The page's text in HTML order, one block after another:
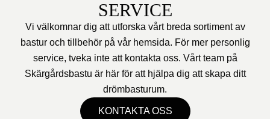
SERVICE
Vi välkomnar dig att utforska vårt breda sortiment av
bastur och tillbehör på vår hemsida. För mer personlig
service, tveka inte att kontakta oss. Vårt team på
Skärgårdsbastu är här för att hjälpa dig att skapa ditt
drömbasturum.
KONTAKTA OSS